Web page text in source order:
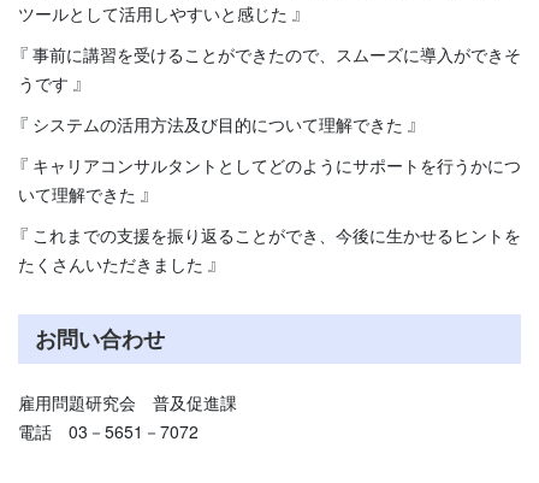
ツールとして活用しやすいと感じた 』
『 事前に講習を受けることができたので、スムーズに導入ができそ
うです 』
『 システムの活用方法及び目的について理解できた 』
『 キャリアコンサルタントとしてどのようにサポートを行うかにつ
いて理解できた 』
『 これまでの支援を振り返ることができ、今後に生かせるヒントを
たくさんいただきました 』
お問い合わせ
雇用問題研究会 普及促進課
電話 03－5651－7072